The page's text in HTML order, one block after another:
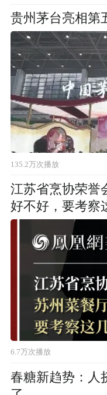
贵州茅台亮相第
135.2万次播放
江苏省烹协荣誉
好不好，要考察
6.7万次播放
春糖新趋势：人